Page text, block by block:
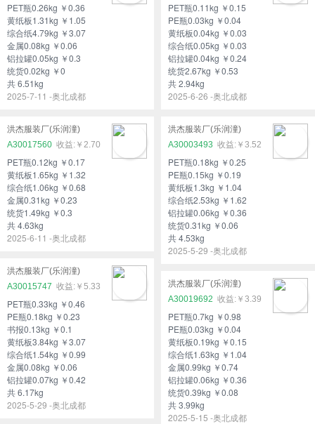
PET瓶0.26kg ￥0.36
黄纸板1.31kg ￥1.05
综合纸4.79kg ￥3.07
金属0.08kg ￥0.06
铝拉罐0.05kg ￥0.3
统货0.02kg ￥0
共 6.51kg
2025-7-11 -奥北成都
PET瓶0.11kg ￥0.15
PE瓶0.03kg ￥0.04
黄纸板0.04kg ￥0.03
综合纸0.05kg ￥0.03
铝拉罐0.04kg ￥0.24
统货2.67kg ￥0.53
共 2.94kg
2025-6-26 -奥北成都
洪杰服装厂(乐润潼)
A30017560
￥2.70
PET瓶0.12kg ￥0.17
黄纸板1.65kg ￥1.32
综合纸1.06kg ￥0.68
金属0.31kg ￥0.23
统货1.49kg ￥0.3
共 4.63kg
2025-6-11 -奥北成都
洪杰服装厂(乐润潼)
A30003493
￥3.52
PET瓶0.18kg ￥0.25
PE瓶0.15kg ￥0.19
黄纸板1.3kg ￥1.04
综合纸2.53kg ￥1.62
铝拉罐0.06kg ￥0.36
统货0.31kg ￥0.06
共 4.53kg
2025-5-29 -奥北成都
洪杰服装厂(乐润潼)
A30015747
￥5.33
PET瓶0.33kg ￥0.46
PE瓶0.18kg ￥0.23
书报0.13kg ￥0.1
黄纸板3.84kg ￥3.07
综合纸1.54kg ￥0.99
金属0.08kg ￥0.06
铝拉罐0.07kg ￥0.42
共 6.17kg
2025-5-29 -奥北成都
洪杰服装厂(乐润潼)
A30019692
￥3.39
PET瓶0.7kg ￥0.98
PE瓶0.03kg ￥0.04
黄纸板0.19kg ￥0.15
综合纸1.63kg ￥1.04
金属0.99kg ￥0.74
铝拉罐0.06kg ￥0.36
统货0.39kg ￥0.08
共 3.99kg
2025-5-15 -奥北成都